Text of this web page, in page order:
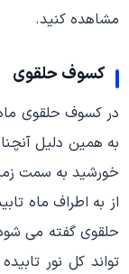
مشاهده کنید.
کسوف حلقوی
در کسوف حلقوی
به همین دلیل
خورشید به سمت
از به اطراف ماه
حلقوی گفته می
تواند کل نور